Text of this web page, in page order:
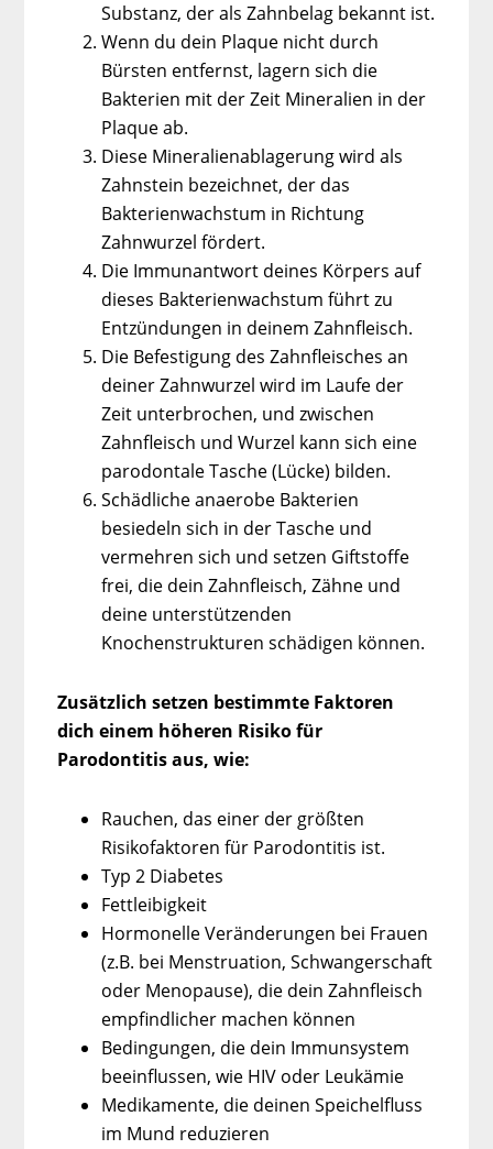
Substanz, der als Zahnbelag bekannt ist.
Wenn du dein Plaque nicht durch
Bürsten entfernst, lagern sich die
Bakterien mit der Zeit Mineralien in der
Plaque ab.
Diese Mineralienablagerung wird als
Zahnstein bezeichnet, der das
Bakterienwachstum in Richtung
Zahnwurzel fördert.
Die Immunantwort deines Körpers auf
dieses Bakterienwachstum führt zu
Entzündungen in deinem Zahnfleisch.
Die Befestigung des Zahnfleisches an
deiner Zahnwurzel wird im Laufe der
Zeit unterbrochen, und zwischen
Zahnfleisch und Wurzel kann sich eine
parodontale Tasche (Lücke) bilden.
Schädliche anaerobe Bakterien
besiedeln sich in der Tasche und
vermehren sich und setzen Giftstoffe
frei, die dein Zahnfleisch, Zähne und
deine unterstützenden
Knochenstrukturen schädigen können.
Zusätzlich setzen bestimmte Faktoren
dich einem höheren Risiko für
Parodontitis aus, wie:
Rauchen, das einer der größten
Risikofaktoren für Parodontitis ist.
Typ 2 Diabetes
Fettleibigkeit
Hormonelle Veränderungen bei Frauen
(z.B. bei Menstruation, Schwangerschaft
oder Menopause), die dein Zahnfleisch
empfindlicher machen können
Bedingungen, die dein Immunsystem
beeinflussen, wie HIV oder Leukämie
Medikamente, die deinen Speichelfluss
im Mund reduzieren